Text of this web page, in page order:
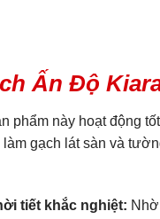
Ấn Độ
phẩm này hoạt động
gạch lát sàn và
tiết khắc nghiệt: